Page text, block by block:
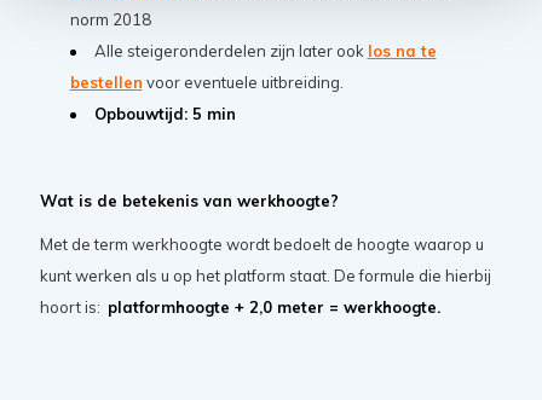
norm 2018
Alle steigeronderdelen zijn later ook los na te
bestellen voor eventuele uitbreiding.
Opbouwtijd: 5 min
Wat is de betekenis van werkhoogte?
Met de term werkhoogte wordt bedoelt de hoogte waarop u
kunt werken als u op het platform staat. De formule die hierbij
hoort is: platformhoogte + 2,0 meter = werkhoogte.